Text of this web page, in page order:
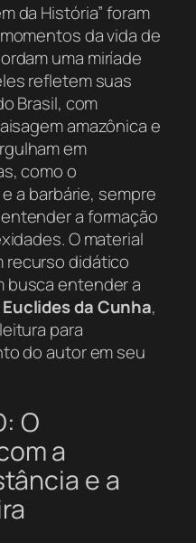
da História” foram
da vida de
uma miríade
refletem suas
Brasil, com
amazônica e
em
como o
a barbárie, sempre
a formação
O material
recurso didático
busca entender a
da Cunha,
para
do autor em seu
O
a
e a